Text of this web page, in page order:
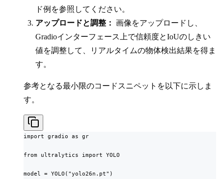
ド例を参照してください。
アップロードと調整： 画像をアップロードし、
Gradioインターフェース上で信頼度とIoUのしきい
値を調整して、リアルタイムの物体検出結果を得ま
す。
参考となる最小限のコードスニペットを以下に示しま
す。
import gradio as gr
from ultralytics import YOLO
model = YOLO("yolo26n.pt")